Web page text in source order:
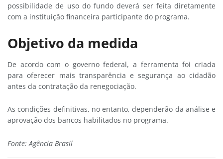
possibilidade de uso do fundo deverá ser feita diretamente
com a instituição financeira participante do programa.
Objetivo da medida
De acordo com o governo federal, a ferramenta foi criada
para oferecer mais transparência e segurança ao cidadão
antes da contratação da renegociação.
As condições definitivas, no entanto, dependerão da análise e
aprovação dos bancos habilitados no programa.
Fonte: Agência Brasil